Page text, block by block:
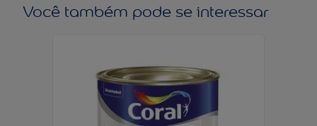
Você também pode se interessar